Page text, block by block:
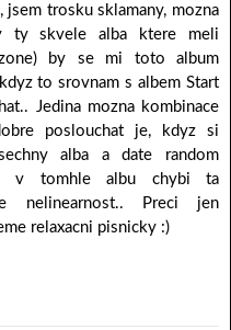
trosku sklamany, mozna
ty skvele alba ktere meli
by se mi toto album
to srovnam s albem Start
Jedina mozna kombinace
poslouchat je, kdyz si
alba a date random
v tomhle albu chybi ta
nelinearnost.. Preci jen
relaxacni pisnicky :)